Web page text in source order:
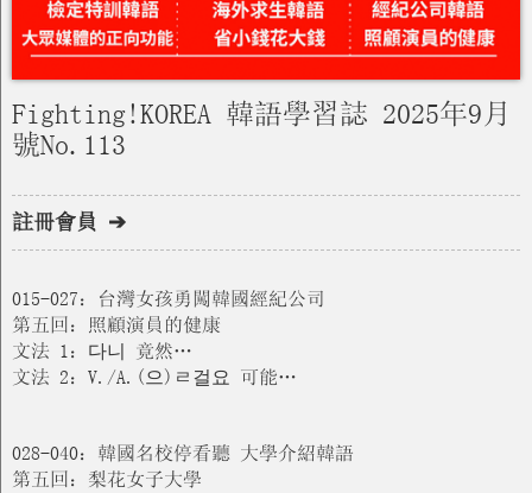
Fighting!KOREA 韓語學習誌 2025年9月
號No.113
註冊會員 ➔
015-027：台灣女孩勇闖韓國經紀公司
第五回：照顧演員的健康
文法 1：다니 竟然…
文法 2：V./A.(으)ㄹ걸요 可能…
028-040：韓國名校停看聽 大學介紹韓語
第五回：梨花女子大學